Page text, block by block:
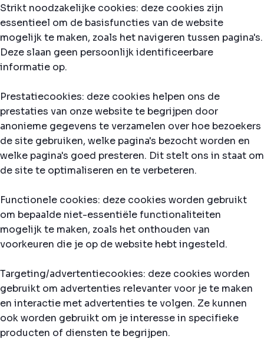
Strikt noodzakelijke cookies: deze cookies zijn
essentieel om de basisfuncties van de website
mogelijk te maken, zoals het navigeren tussen pagina's.
Deze slaan geen persoonlijk identificeerbare
informatie op.
Prestatiecookies: deze cookies helpen ons de
prestaties van onze website te begrijpen door
anonieme gegevens te verzamelen over hoe bezoekers
de site gebruiken, welke pagina's bezocht worden en
welke pagina's goed presteren. Dit stelt ons in staat om
de site te optimaliseren en te verbeteren.
Functionele cookies: deze cookies worden gebruikt
om bepaalde niet-essentiële functionaliteiten
mogelijk te maken, zoals het onthouden van
voorkeuren die je op de website hebt ingesteld.
Targeting/advertentiecookies: deze cookies worden
gebruikt om advertenties relevanter voor je te maken
en interactie met advertenties te volgen. Ze kunnen
ook worden gebruikt om je interesse in specifieke
producten of diensten te begrijpen.